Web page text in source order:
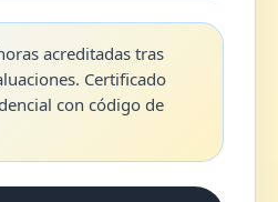
acreditadas tras
Certificado
con código de